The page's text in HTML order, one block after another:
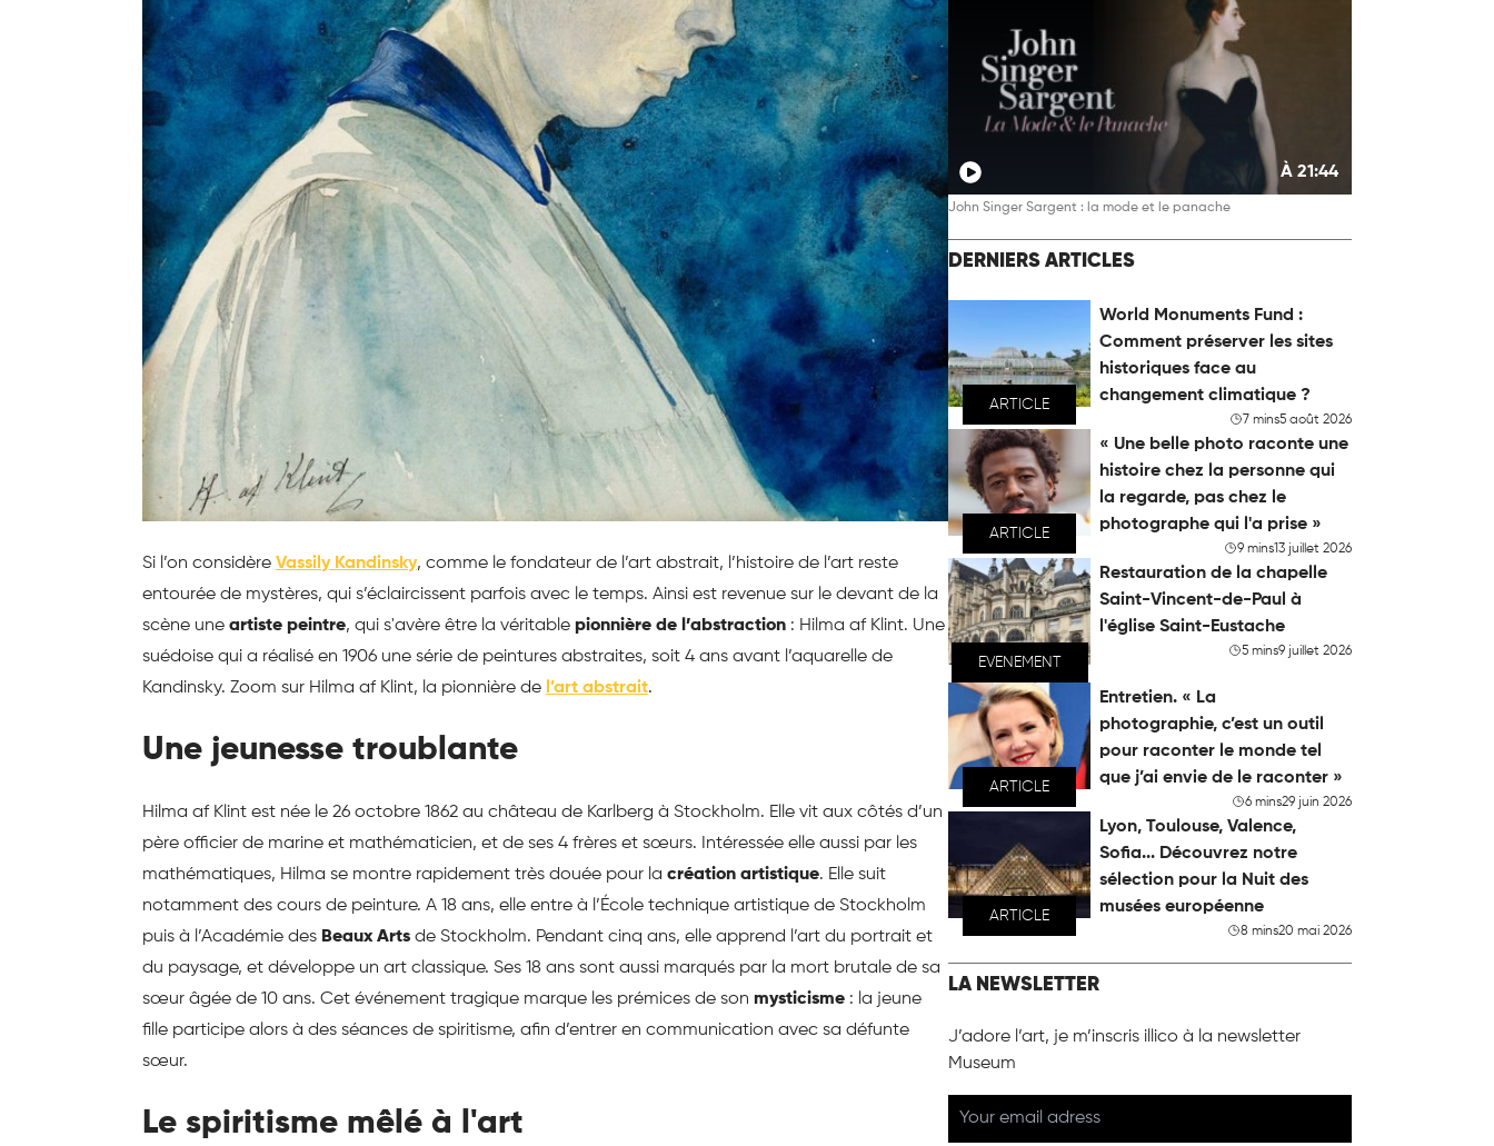
Si l’on considère Vassily Kandinsky, comme le fondateur de l’art abstrait, l’histoire de l’art reste
entourée de mystères, qui s’éclaircissent parfois avec le temps. Ainsi est revenue sur le devant de la
scène une artiste peintre, qui s'avère être la véritable pionnière de l’abstraction : Hilma af Klint. Une
suédoise qui a réalisé en 1906 une série de peintures abstraites, soit 4 ans avant l’aquarelle de
Kandinsky. Zoom sur Hilma af Klint, la pionnière de l’art abstrait.
Une jeunesse troublante
Hilma af Klint est née le 26 octobre 1862 au château de Karlberg à Stockholm. Elle vit aux côtés d’un
père officier de marine et mathématicien, et de ses 4 frères et sœurs. Intéressée elle aussi par les
mathématiques, Hilma se montre rapidement très douée pour la création artistique. Elle suit
notamment des cours de peinture. A 18 ans, elle entre à l’École technique artistique de Stockholm
puis à l’Académie des Beaux Arts de Stockholm. Pendant cinq ans, elle apprend l’art du portrait et
du paysage, et développe un art classique. Ses 18 ans sont aussi marqués par la mort brutale de sa
sœur âgée de 10 ans. Cet événement tragique marque les prémices de son mysticisme : la jeune
fille participe alors à des séances de spiritisme, afin d’entrer en communication avec sa défunte
sœur.
Le spiritisme mêlé à l'art
À 21:44
John Singer Sargent : la mode et le panache
DERNIERS ARTICLES
ARTICLE
World Monuments Fund :
Comment préserver les sites
historiques face au
changement climatique ?
7 mins5 août 2026
ARTICLE
« Une belle photo raconte une
histoire chez la personne qui
la regarde, pas chez le
photographe qui l'a prise »
9 mins13 juillet 2026
EVENEMENT
Restauration de la chapelle
Saint-Vincent-de-Paul à
l'église Saint-Eustache
5 mins9 juillet 2026
ARTICLE
Entretien. « La
photographie, c’est un outil
pour raconter le monde tel
que j’ai envie de le raconter »
6 mins29 juin 2026
ARTICLE
Lyon, Toulouse, Valence,
Sofia... Découvrez notre
sélection pour la Nuit des
musées européenne
8 mins20 mai 2026
LA NEWSLETTER
J’adore l’art, je m’inscris illico à la newsletter
Museum